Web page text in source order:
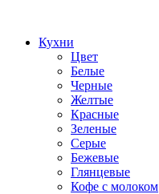
Кухни
Цвет
Белые
Черные
Желтые
Красные
Зеленые
Серые
Бежевые
Глянцевые
Кофе с молоком